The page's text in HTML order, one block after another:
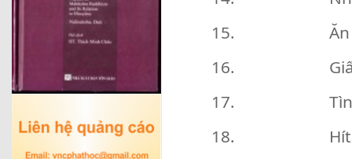
15. Ăn uống
16. Giấc ngủ
17. Tình dục
18. Hít thở